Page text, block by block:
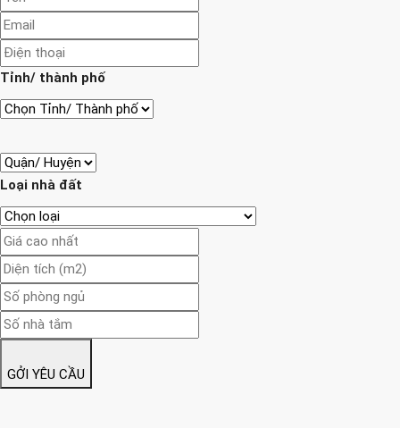
Tỉnh/ thành phố
Loại nhà đất
GỞI YÊU CẦU